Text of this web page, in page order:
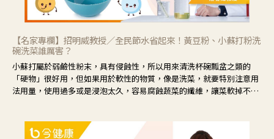
【名家專欄】招明威教授／全民節水省起來！黃豆粉、小蘇打粉洗
碗洗菜誰厲害？
小蘇打屬於弱鹼性粉末，具有侵蝕性，所以用來清洗杯碗瓢盆之類的
「硬物」很好用，但如果用於軟性的物質，像是洗菜，就要特別注意用
法用量，使用過多或是浸泡太久，容易腐蝕蔬菜的纖維，讓菜軟掉不清